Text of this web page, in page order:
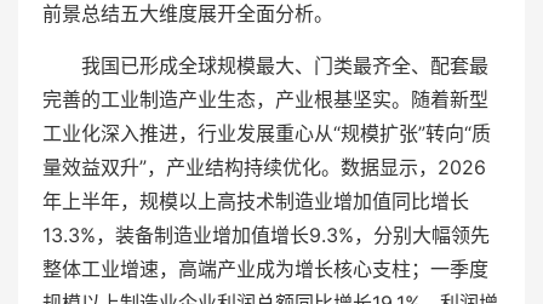
前景总结五大维度展开全面分析。
我国已形成全球规模最大、门类最齐全、配套最
完善的工业制造产业生态，产业根基坚实。随着新型
工业化深入推进，行业发展重心从“规模扩张”转向“质
量效益双升”，产业结构持续优化。数据显示，2026
年上半年，规模以上高技术制造业增加值同比增长
13.3%，装备制造业增加值增长9.3%，分别大幅领先
整体工业增速，高端产业成为增长核心支柱；一季度